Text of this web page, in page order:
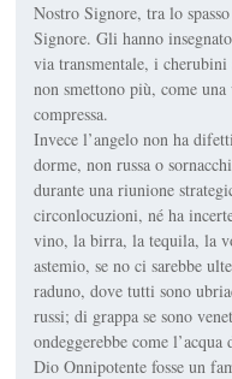
Nostro Signore, tra lo
Signore. Gli hanno
via transmentale, i cherubini
non smettono più, come
compressa.
Invece l’angelo non ha
dorme, non russa o
durante una riunione
circonlocuzioni, né ha
vino, la birra, la tequila, la
astemio, se no ci sarebbe
raduno, dove tutti sono
russi; di grappa se sono
ondeggerebbe come
Dio Onnipotente fosse un